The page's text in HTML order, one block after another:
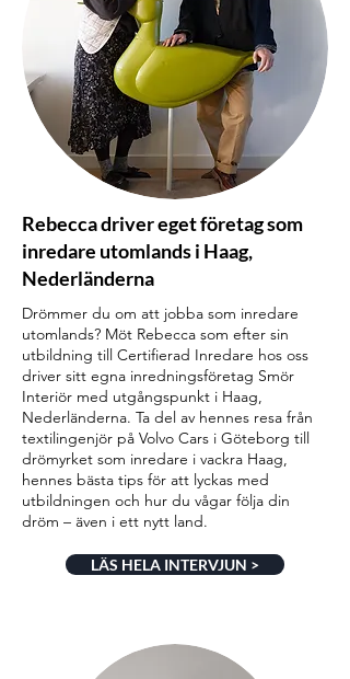
Rebecca driver eget företag som
inredare utomlands i Haag,
Nederländerna
Drömmer du om att jobba som inredare
utomlands? Möt Rebecca som efter sin
utbildning till Certifierad Inredare hos oss
driver sitt egna inredningsföretag Smör
Interiör med utgångspunkt i Haag,
Nederländerna. Ta del av hennes resa från
textilingenjör på Volvo Cars i Göteborg till
drömyrket som inredare i vackra Haag,
hennes bästa tips för att lyckas med
utbildningen och hur du vågar följa din
dröm – även i ett nytt land.
LÄS HELA INTERVJUN >